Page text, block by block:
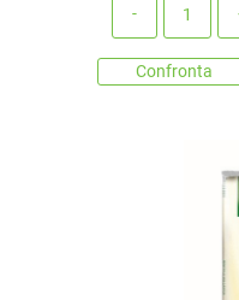
Confronta